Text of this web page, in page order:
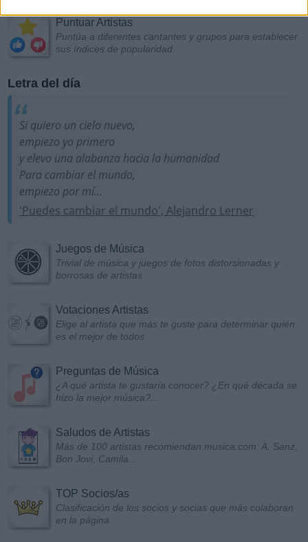
Puntuar Artistas
Puntúa a diferentes cantantes y grupos para establecer
sus índices de popularidad
Letra del día
Si quiero un cielo nuevo,
empiezo yo primero
y elevo una alabanza hacia la humanidad
Para cambiar el mundo,
empiezo por mí...
'Puedes cambiar el mundo', Alejandro Lerner
Juegos de Música
Trivial de música y juegos de fotos distorsionadas y
borrosas de artistas
Votaciones Artistas
Elige al artista que más te guste para determinar quién
es el mejor de todos
Preguntas de Música
¿A qué artista te gustaría conocer? ¿En qué década se
hizo la mejor música?...
Saludos de Artistas
Más de 100 artistas recomiendan musica.com: A. Sanz,
Bon Jovi, Camila...
TOP Socios/as
Clasificación de los socios y socias que más colaboran
en la página